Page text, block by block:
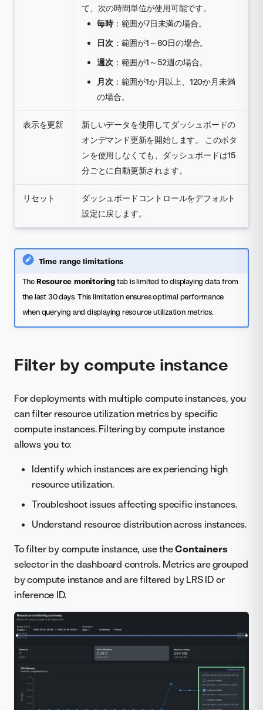
て、次の時間単位が使用可能です。
毎時：範囲が7日未満の場合。
日次 ：範囲が1～60日の場合。
週次 ：範囲が1～52週の場合。
月次 ：範囲が1か月以上、120か月未満
の場合。
表示を更新
新しいデータを使用してダッシュボードの
オンデマンド更新を開始します。 このボタ
ンを使用しなくても、ダッシュボードは15
分ごとに自動更新されます。
リセット
ダッシュボードコントロールをデフォルト
設定に戻します。
Time range limitations
TheResource monitoringtab is limited to displaying data from
the last 30 days. This limitation ensures optimal performance
when querying and displaying resource utilization metrics.
Filter by compute instance
For deployments with multiple compute instances, you
can filter resource utilization metrics by specific
compute instances. Filtering by compute instance
allows you to:
Identify which instances are experiencing high
resource utilization.
Troubleshoot issues affecting specific instances.
Understand resource distribution across instances.
To filter by compute instance, use theContainers
selector in the dashboard controls. Metrics are grouped
by compute instance and are filtered by LRS ID or
inference ID.